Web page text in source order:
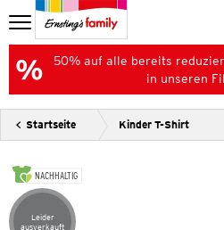
50% auf alle bereits
in unseren
Startseite Kinder T-Shirt
NACHHALTIG
Leider
ausverkauft